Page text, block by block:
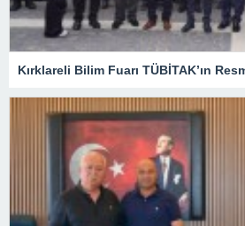
Kırklareli Bilim Fuarı TÜBİTAK’ın